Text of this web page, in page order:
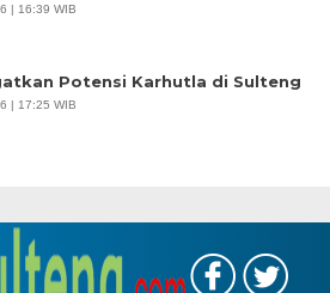
| 16:39 WIB
Potensi Karhutla di Sulteng
| 17:25 WIB